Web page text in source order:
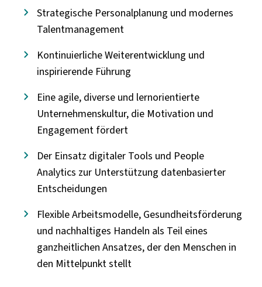
Strategische Personalplanung und modernes
Talentmanagement
Kontinuierliche Weiterentwicklung und
inspirierende Führung
Eine agile, diverse und lernorientierte
Unternehmenskultur, die Motivation und
Engagement fördert
Der Einsatz digitaler Tools und People
Analytics zur Unterstützung datenbasierter
Entscheidungen
Flexible Arbeitsmodelle, Gesundheitsförderung
und nachhaltiges Handeln als Teil eines
ganzheitlichen Ansatzes, der den Menschen in
den Mittelpunkt stellt